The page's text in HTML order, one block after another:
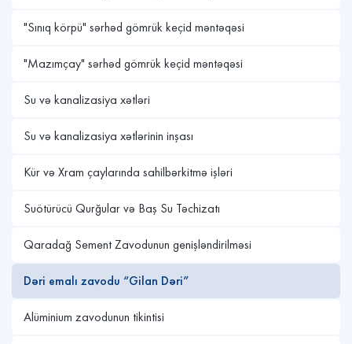
"Sınıq körpü" sərhəd gömrük keçid məntəqəsi
"Mazımçay" sərhəd gömrük keçid məntəqəsi
Su və kanalizasiya xətləri
Su və kanalizasiya xətlərinin inşası
Kür və Xram çaylarında sahilbərkitmə işləri
Suötürücü Qurğular və Baş Su Təchizatı
Qaradağ Sement Zavodunun genişləndirilməsi
Dəri emalı zavodu “Gilan Dəri”
Alüminium zavodunun tikintisi